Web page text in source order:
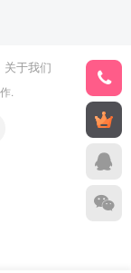
关于我们